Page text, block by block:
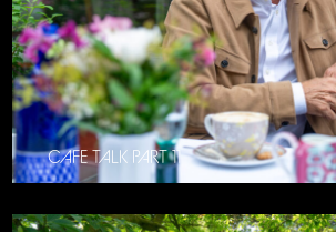
CAFE TALK PART 11